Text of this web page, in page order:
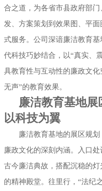
合之道，为各省市县政府部
发、方案策划到效果图、平
式服务。公司深谙廉洁教育
代科技巧妙结合，以“真实、
具教育性与互动性的廉政文
无声”的教育效果。
廉洁教育基地展
以科技为翼
廉洁教育基地的展区规
廉政文化的深刻内涵。入口
古今廉洁典故，搭配沉稳的
的精神殿堂。往里行，“法纪